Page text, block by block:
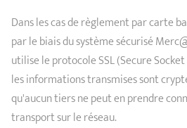
Dans les cas de règlement par carte
par le biais du système sécurisé
utilise le protocole SSL (Secure
les informations transmises sont
qu'aucun tiers ne peut en prendre
transport sur le réseau.